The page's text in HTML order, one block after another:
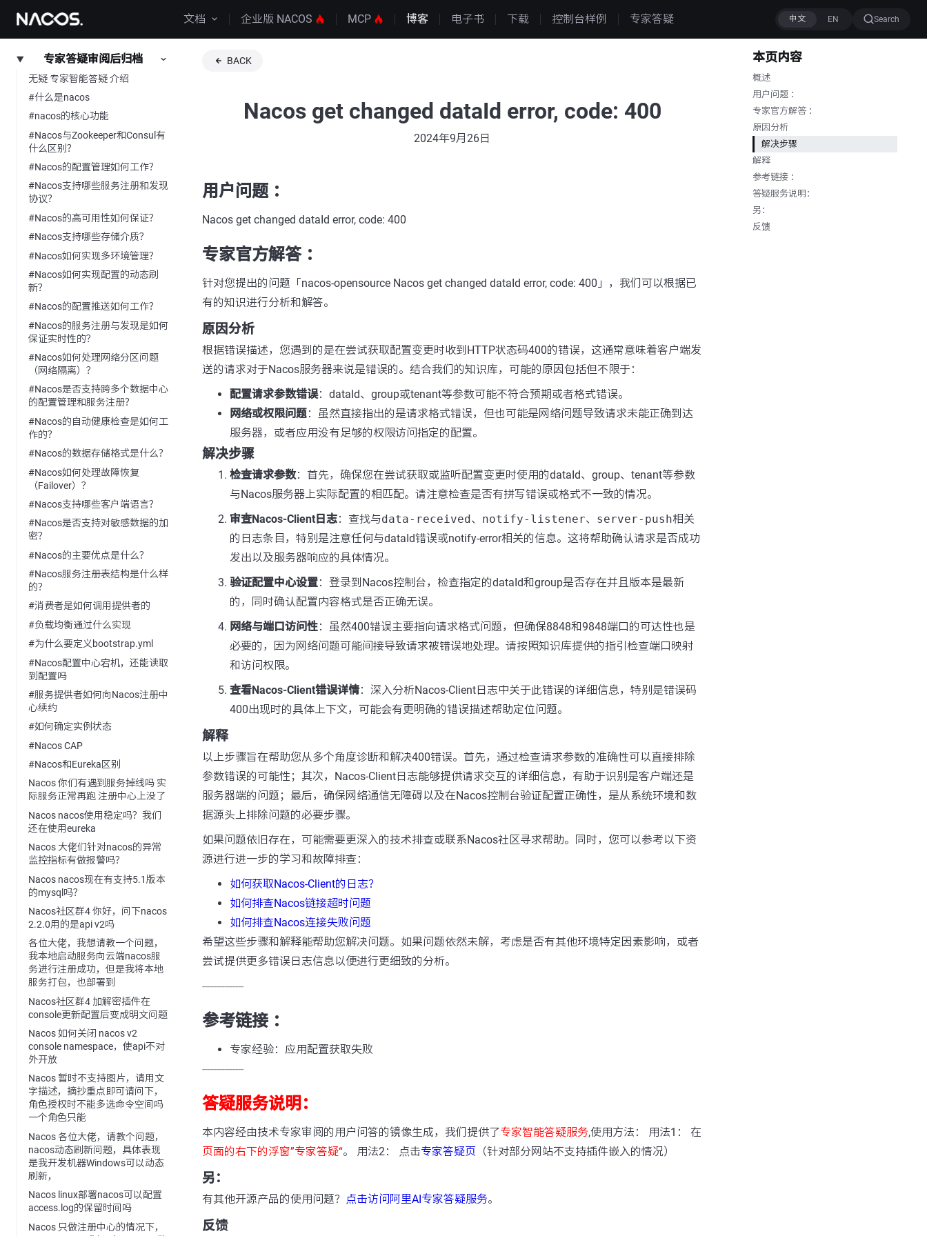
文档 企业版 NACOS MCP 博客 电子书 下载 控制台样例 专家答疑 Search
专家答疑审阅后归档
无疑 专家智能答疑 介绍
#什么是nacos
#nacos的核心功能
#Nacos与Zookeeper和Consul有
什么区别？
#Nacos的配置管理如何工作？
#Nacos支持哪些服务注册和发现
协议？
#Nacos的高可用性如何保证？
#Nacos支持哪些存储介质？
#Nacos如何实现多环境管理？
#Nacos如何实现配置的动态刷
新？
#Nacos的配置推送如何工作？
#Nacos的服务注册与发现是如何
保证实时性的？
#Nacos如何处理网络分区问题
（网络隔离）？
#Nacos是否支持跨多个数据中心
的配置管理和服务注册？
#Nacos的自动健康检查是如何工
作的？
#Nacos的数据存储格式是什么？
#Nacos如何处理故障恢复
（Failover）？
#Nacos支持哪些客户端语言？
#Nacos是否支持对敏感数据的加
密？
#Nacos的主要优点是什么？
#Nacos服务注册表结构是什么样
的？
#消费者是如何调用提供者的
#负载均衡通过什么实现
#为什么要定义bootstrap.yml
#Nacos配置中心宕机，还能读取
到配置吗
#服务提供者如何向Nacos注册中
心续约
#如何确定实例状态
#Nacos CAP
#Nacos和Eureka区别
Nacos 你们有遇到服务掉线吗 实
际服务正常再跑 注册中心上没了
Nacos nacos使用稳定吗？我们
还在使用eureka
Nacos 大佬们针对nacos的异常
监控指标有做报警吗？
Nacos nacos现在有支持5.1版本
的mysql吗？
Nacos社区群4 你好，问下nacos
2.2.0用的是api v2吗
各位大佬，我想请教一个问题，
我本地启动服务向云端nacos服
务进行注册成功，但是我将本地
服务打包，也部署到
Nacos社区群4 加解密插件在
console更新配置后变成明文问题
Nacos 如何关闭 nacos v2
console namespace，使api不对
外开放
Nacos 暂时不支持图片，请用文
字描述，摘抄重点即可请问下，
角色授权时不能多选命令空间吗
一个角色只能
Nacos 各位大佬，请教个问题，
nacos动态刷新问题，具体表现
是我开发机器Windows可以动态
刷新，
Nacos linux部署nacos可以配置
access.log的保留时间吗
Nacos 只做注册中心的情况下，
BACK
Nacos get changed dataId error, code: 400
2024年9月26日
用户问题 ：
Nacos get changed dataId error, code: 400
专家官方解答 ：
针对您提出的问题「nacos-opensource Nacos get changed dataId error, code: 400」，我们可以根据已
有的知识进行分析和解答。
原因分析
根据错误描述，您遇到的是在尝试获取配置变更时收到HTTP状态码400的错误，这通常意味着客户端发
送的请求对于Nacos服务器来说是错误的。结合我们的知识库，可能的原因包括但不限于：
配置请求参数错误：dataId、group或tenant等参数可能不符合预期或者格式错误。
网络或权限问题：虽然直接指出的是请求格式错误，但也可能是网络问题导致请求未能正确到达
服务器，或者应用没有足够的权限访问指定的配置。
解决步骤
检查请求参数：首先，确保您在尝试获取或监听配置变更时使用的dataId、group、tenant等参数
与Nacos服务器上实际配置的相匹配。请注意检查是否有拼写错误或格式不一致的情况。
审查Nacos-Client日志：查找与data-received、 notify-listener、 server-push相关
的日志条目，特别是注意任何与dataId错误或notify-error相关的信息。这将帮助确认请求是否成功
发出以及服务器响应的具体情况。
验证配置中心设置：登录到Nacos控制台，检查指定的dataId和group是否存在并且版本是最新
的，同时确认配置内容格式是否正确无误。
网络与端口访问性：虽然400错误主要指向请求格式问题，但确保8848和9848端口的可达性也是
必要的，因为网络问题可能间接导致请求被错误地处理。请按照知识库提供的指引检查端口映射
和访问权限。
查看Nacos-Client错误详情：深入分析Nacos-Client日志中关于此错误的详细信息，特别是错误码
400出现时的具体上下文，可能会有更明确的错误描述帮助定位问题。
解释
以上步骤旨在帮助您从多个角度诊断和解决400错误。首先，通过检查请求参数的准确性可以直接排除
参数错误的可能性；其次，Nacos-Client日志能够提供请求交互的详细信息，有助于识别是客户端还是
服务器端的问题；最后，确保网络通信无障碍以及在Nacos控制台验证配置正确性，是从系统环境和数
据源头上排除问题的必要步骤。
如果问题依旧存在，可能需要更深入的技术排查或联系Nacos社区寻求帮助。同时，您可以参考以下资
源进行进一步的学习和故障排查：
如何获取Nacos-Client的日志？
如何排查Nacos链接超时问题
如何排查Nacos连接失败问题
希望这些步骤和解释能帮助您解决问题。如果问题依然未解，考虑是否有其他环境特定因素影响，或者
尝试提供更多错误日志信息以便进行更细致的分析。
---------------
参考链接 ：
专家经验：应用配置获取失败
---------------
答疑服务说明：
本内容经由技术专家审阅的用户问答的镜像生成，我们提供了专家智能答疑服务,使用方法： 用法1： 在
页面的右下的浮窗”专家答疑“。 用法2： 点击专家答疑页 （针对部分网站不支持插件嵌入的情况）
另：
有其他开源产品的使用问题？ 点击访问阿里AI专家答疑服务。
反馈
本页内容
概述
用户问题 ：
专家官方解答 ：
原因分析
解决步骤
解释
参考链接 ：
答疑服务说明：
另：
反馈